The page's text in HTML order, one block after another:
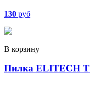
130 руб
В корзину
Пилка ELITECH